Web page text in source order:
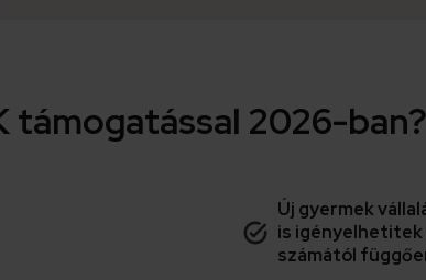
támogatással 2026-ban?
Új gyermek
is igényelhetitek
számától